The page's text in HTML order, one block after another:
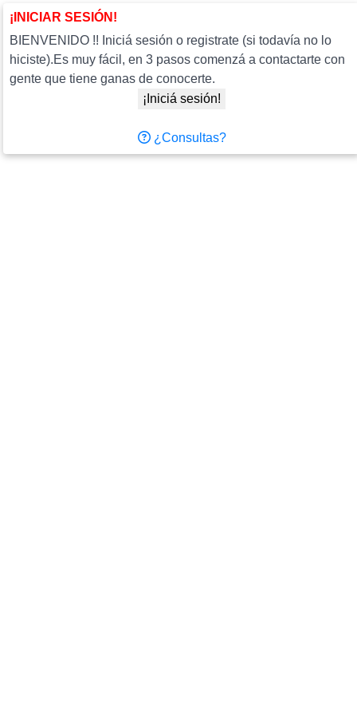
¡INICIAR SESIÓN!
BIENVENIDO !! Iniciá sesión o registrate (si todavía no lo
hiciste).Es muy fácil, en 3 pasos comenzá a contactarte con
gente que tiene ganas de conocerte.
¡Iniciá sesión!
¿Consultas?